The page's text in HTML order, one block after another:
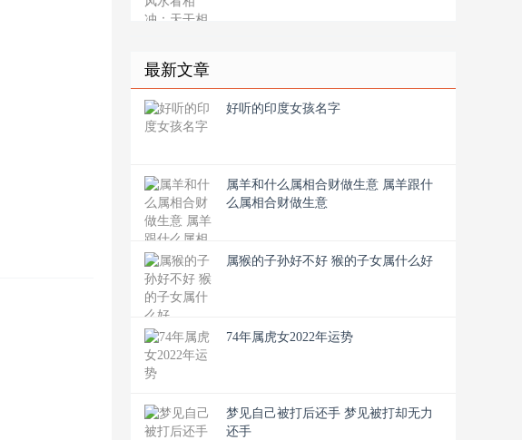
最新文章
好听的印度女孩名字
属羊和什么属相合财做生意 属羊跟什
么属相合财做生意
属猴的子孙好不好 猴的子女属什么好
74年属虎女2022年运势
梦见自己被打后还手 梦见被打却无力
还手